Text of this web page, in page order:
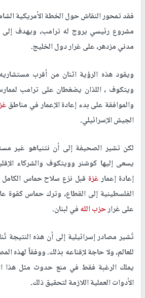
فقد تمحور النقاش حول الخطة الأمريكية
مشروع رئيسي يروج له ترامب، ويهدف إلى
مدني مزدهر، على غرار دول الخليج.
ويقود هذه الرؤية اثنان من أقرب
ويتكوف ، اللذان يضغطان على ترامب
والموافقة على بدء إعادة الإعمار في مناطق
الجيش الإسرائيلي.
لكن تشير الصحيفة إلى أن نتنياهو غير
يسعى إليها كوشنر وويتكوف والشركاء
إعادة إعمارغزة قبل نزع سلاح حماس
الفلسطينية إلى القطاع، وترك حماس كقوة
على غرارحزب اللهفي لبنان.
تُشير مصادر إسرائيلية إلى أن هذه النتيجة
للعالم، ولا حاجة لإقناعه بذلك. ووفقاً لهذه
يملك الرغبة فقط في منع حدوث مثل هذا
الأدوات العملية اللازمة لتحقيق ذلك.